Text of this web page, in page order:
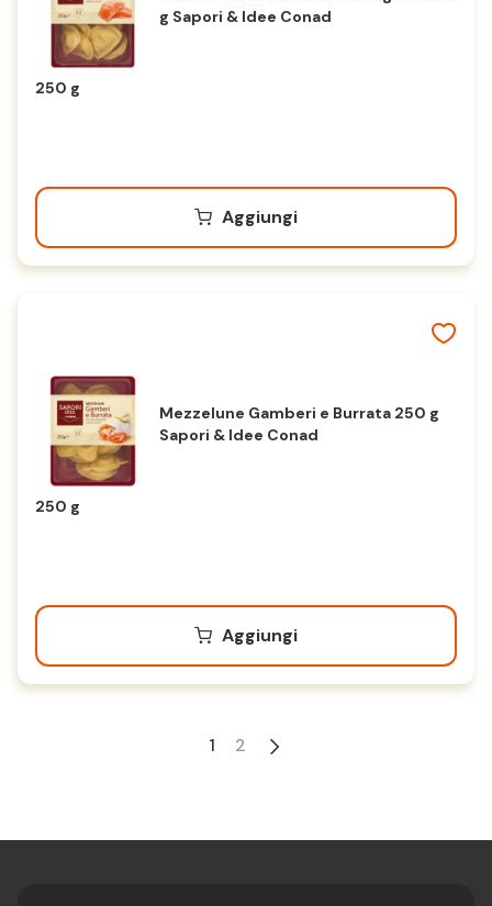
g Sapori & Idee Conad
250 g
Aggiungi
Mezzelune Gamberi e Burrata 250 g
Sapori & Idee Conad
250 g
Aggiungi
1 2